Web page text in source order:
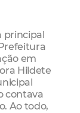
principal
em
Hildete
contava
Ao todo,